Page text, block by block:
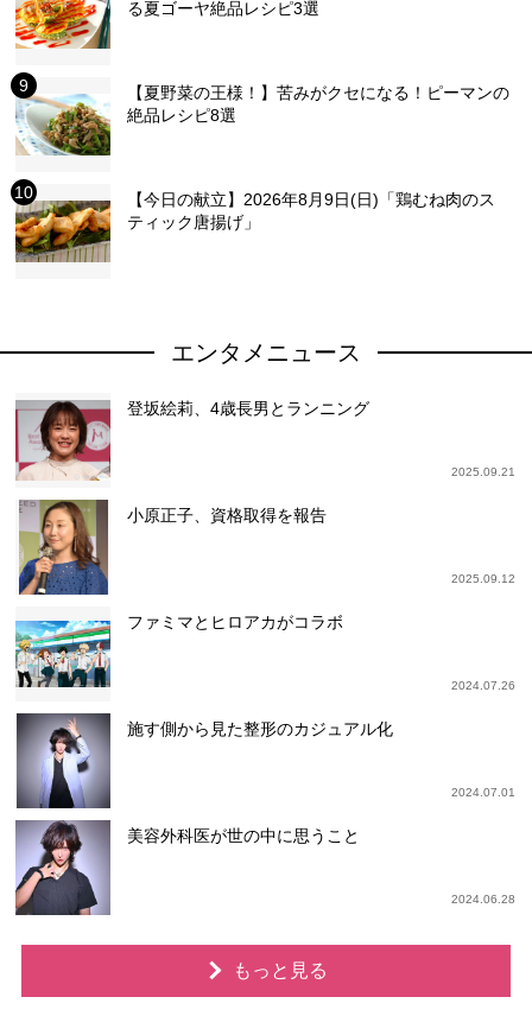
る夏ゴーヤ絶品レシピ3選
【夏野菜の王様！】苦みがクセになる！ピーマンの
絶品レシピ8選
【今日の献立】2026年8月9日(日)「鶏むね肉のス
ティック唐揚げ」
エンタメニュース
登坂絵莉、4歳長男とランニング
2025.09.21
小原正子、資格取得を報告
2025.09.12
ファミマとヒロアカがコラボ
2024.07.26
施す側から見た整形のカジュアル化
2024.07.01
美容外科医が世の中に思うこと
2024.06.28
もっと見る